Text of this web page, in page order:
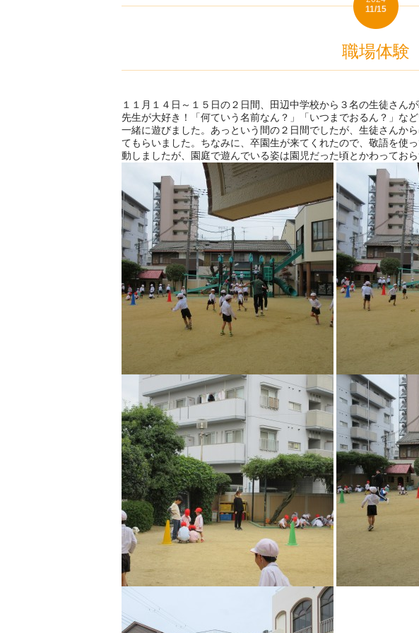
11/15
職場体験
１１月１４日～１５日の２日間、田辺中学校から３名の生徒さん
先生が大好き！「何ていう名前なん？」「いつまでおるん？」な
一緒に遊びました。あっという間の２日間でしたが、生徒さんか
てもらいました。ちなみに、卒園生が来てくれたので、敬語を使
動しましたが、園庭で遊んでいる姿は園児だった頃とかわってお